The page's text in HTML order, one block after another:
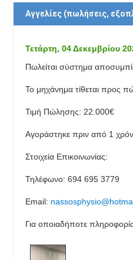
Αγγελίες (πωλήσεις,
Τετάρτη, 04 Δεκεμβρίου
Πωλείται σύστημα
Το μηχάνημα τίθεται προς
Τιμή Πώλησης: 22.000€
Αγοράστηκε πριν από 1
Στοιχεία Επικοινωνίας:
Τηλέφωνο: 694 695 3779
Email:
Για οποιαδήποτε